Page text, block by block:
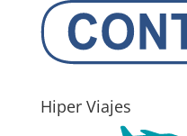
Hiper Viajes